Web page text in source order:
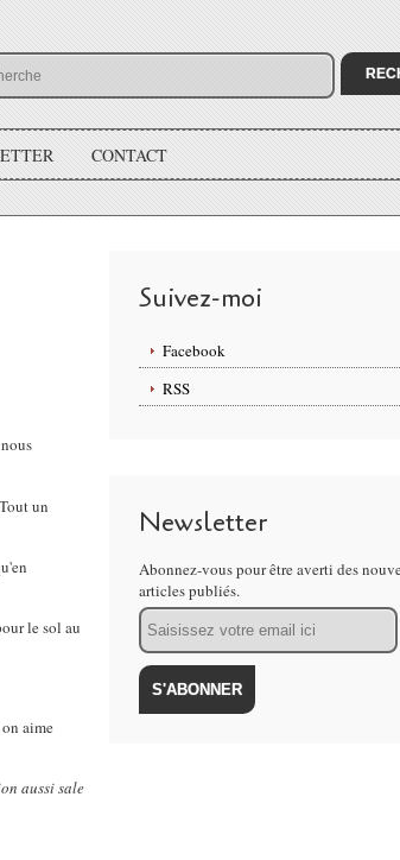
CONTACT
un
le sol au
aime
aussi sale
Suivez-moi
Facebook
RSS
Newsletter
Abonnez-vous pour être averti des
articles publiés.
Email